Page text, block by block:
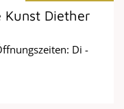
Kunst Diether
Di -